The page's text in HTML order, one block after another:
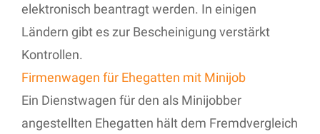
elektronisch beantragt werden. In einigen
Ländern gibt es zur Bescheinigung verstärkt
Kontrollen.
Firmenwagen für Ehegatten mit Minijob
Ein Dienstwagen für den als Minijobber
angestellten Ehegatten hält dem Fremdvergleich